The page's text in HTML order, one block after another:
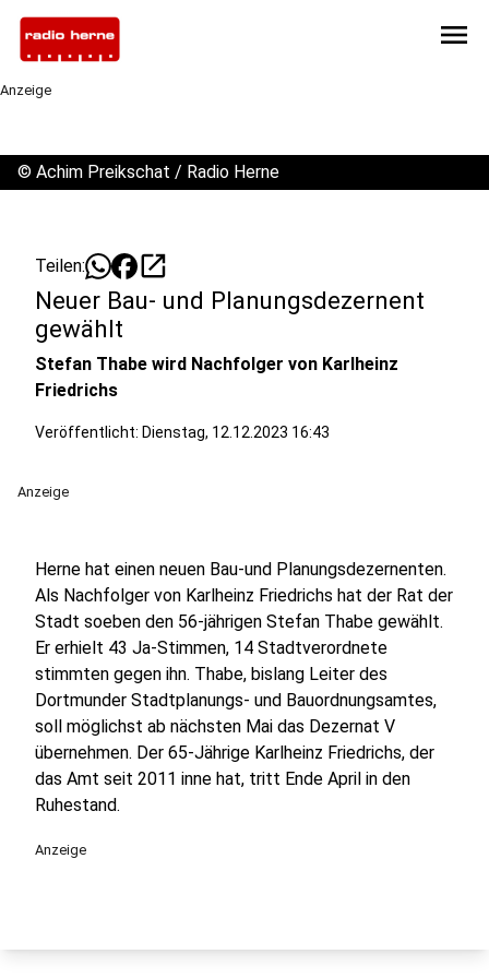
menu
Anzeige
© Achim Preikschat / Radio Herne
Teilen: open_in_new
Neuer Bau- und Planungsdezernent
gewählt
Stefan Thabe wird Nachfolger von Karlheinz
Friedrichs
Veröffentlicht: Dienstag, 12.12.2023 16:43
Anzeige
Herne hat einen neuen Bau-und Planungsdezernenten.
Als Nachfolger von Karlheinz Friedrichs hat der Rat der
Stadt soeben den 56-jährigen Stefan Thabe gewählt.
Er erhielt 43 Ja-Stimmen, 14 Stadtverordnete
stimmten gegen ihn. Thabe, bislang Leiter des
Dortmunder Stadtplanungs- und Bauordnungsamtes,
soll möglichst ab nächsten Mai das Dezernat V
übernehmen. Der 65-Jährige Karlheinz Friedrichs, der
das Amt seit 2011 inne hat, tritt Ende April in den
Ruhestand.
Anzeige